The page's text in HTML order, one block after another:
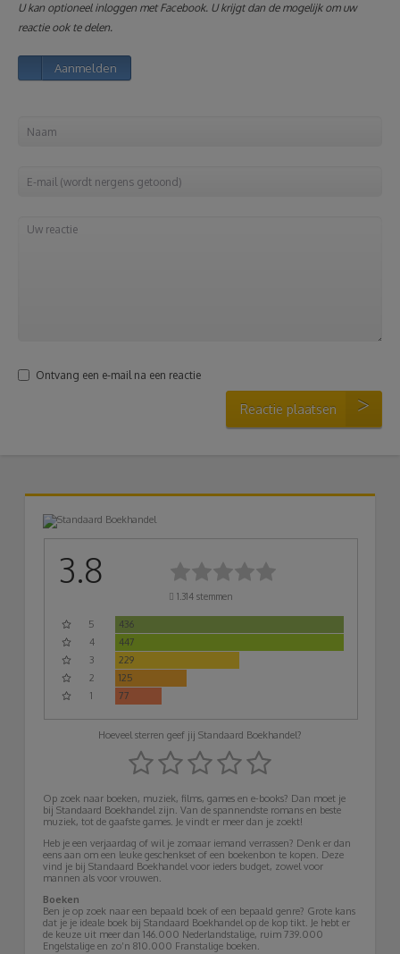
U kan optioneel inloggen met Facebook. U krijgt dan de mogelijk om uw
reactie ook te delen.
Aanmelden
Ontvang een e-mail na een reactie
Reactie plaatsen
3.8
1.314 stemmen
5
436
4
447
3
229
2
125
1
77
Hoeveel sterren geef jij Standaard Boekhandel?
Op zoek naar boeken, muziek, films, games en e-books? Dan moet je
bij Standaard Boekhandel zijn. Van de spannendste romans en beste
muziek, tot de gaafste games. Je vindt er meer dan je zoekt!
Heb je een verjaardag of wil je zomaar iemand verrassen? Denk er dan
eens aan om een leuke geschenkset of een boekenbon te kopen. Deze
vind je bij Standaard Boekhandel voor ieders budget, zowel voor
mannen als voor vrouwen.
Boeken
Ben je op zoek naar een bepaald boek of een bepaald genre? Grote kans
dat je je ideale boek bij Standaard Boekhandel op de kop tikt. Je hebt er
de keuze uit meer dan 146.000 Nederlandstalige, ruim 739.000
Engelstalige en zo’n 810.000 Franstalige boeken.